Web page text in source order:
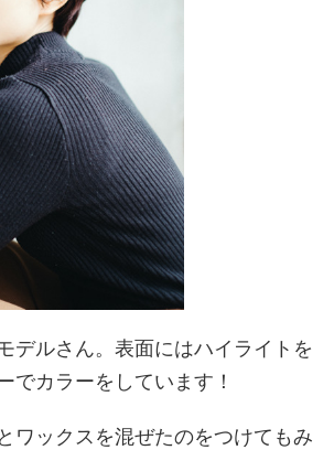
デルさん。表面にはハイライトを
でカラーをしています！
ワックスを混ぜたのをつけてもみ